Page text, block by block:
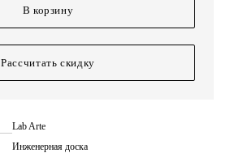
В корзину
Рассчитать скидку
Lab Arte
Инженерная доска